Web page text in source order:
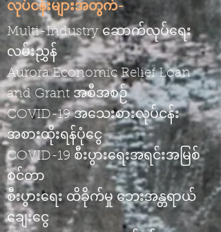
လုပ်ငန်းများအတွက်-
Multi-Industry ဆောက်လုပ်ရေး
လမ်းညွှန်
Aurora Economic Relief Loan
and Grant အစီအစဉ်
COVID-19 အသေးစားလုပ်ငန်း
အစားထိုးရန်ပုံငွေ
COVID-19 စီးပွားရေးအရင်းအမြစ်
စင်တာ
စီးပွားရေး ထိခိုက်မှု ဘေးအန္တရာယ်
ချေးငွေ